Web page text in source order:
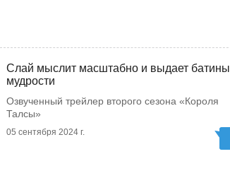
Слай мыслит масштабно и выдает батины
мудрости
Озвученный трейлер второго сезона «Короля
Талсы»
05 сентября 2024 г.